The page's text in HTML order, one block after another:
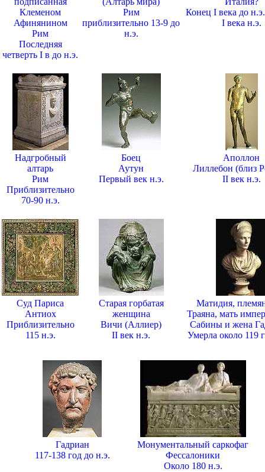
Клеменом
Афинянином
Рим
Последняя
четверть I в до н.э.
Рим
приблизительно 13-9 до
н.э.
Конец I века до
I века н.э.
Надгробный
алтарь
Рим
Приблизительно
70-90 н.э.
Боец
Аутун
Первый век н.э.
Аполлон
Лиллебон (близ
II век н.э.
Суд Париса
Антиох
Приблизительно
115 н.э.
Старая горбатая
женщина
Вичи (Аллиер)
II век н.э.
Матидия,
Траяна, мать
Сабины и жена
Умерла около 119
Гадриан
117-138 год до н.э.
Монументальный саркофаг
Фессалоники
Около 180 н.э.